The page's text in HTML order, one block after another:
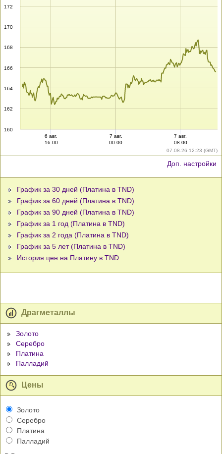
07.08.26 12:23 (GMT)
160
162
164
166
168
170
172
6 авг.
16:00
7 авг.
00:00
7 авг.
08:00
Доп. настройки
График за 30 дней (Платина в TND)
График за 60 дней (Платина в TND)
График за 90 дней (Платина в TND)
График за 1 год (Платина в TND)
График за 2 года (Платина в TND)
График за 5 лет (Платина в TND)
История цен на Платину в TND
Драгметаллы
Золото
Серебро
Платина
Палладий
Цены
Золото
Серебро
Платина
Палладий